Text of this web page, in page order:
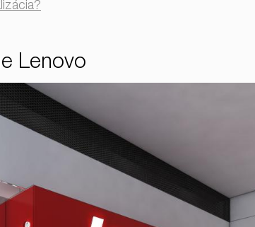
Lenovo